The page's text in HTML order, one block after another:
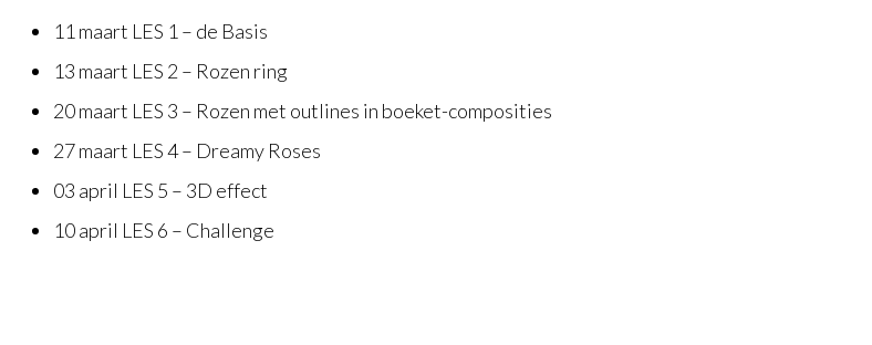
11 maart LES 1 – de Basis
13 maart LES 2 – Rozen ring
20 maart LES 3 – Rozen met outlines in boeket-composities
27 maart LES 4 – Dreamy Roses
03 april LES 5 – 3D effect
10 april LES 6 – Challenge